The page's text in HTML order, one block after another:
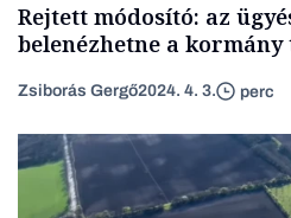
Rejtett módosító: az
belenézhetne a kormány
Zsiborás Gergő2024. 4. 3. perc